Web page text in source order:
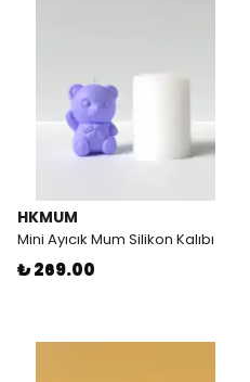
HKMUM
Mini Ayıcık Mum Silikon Kalıbı
₺ 269.00